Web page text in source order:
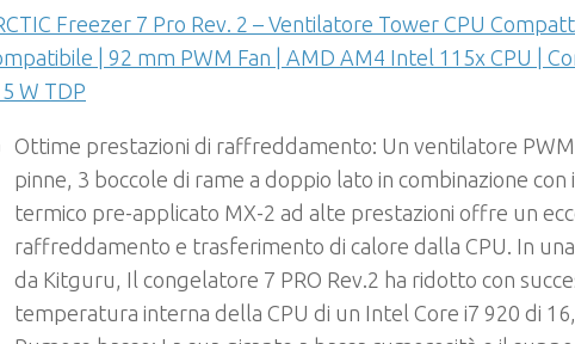
Freezer 7 Pro Rev. 2 – Ventilatore Tower CPU
| 92 mm PWM Fan | AMD AM4 Intel 115x CPU |
W TDP
Ottime prestazioni di raffreddamento: Un ventilatore
pinne, 3 boccole di rame a doppio lato in combinazione con
termico pre-applicato MX-2 ad alte prestazioni offre un
raffreddamento e trasferimento di calore dalla CPU. In
da Kitguru, Il congelatore 7 PRO Rev.2 ha ridotto con
temperatura interna della CPU di un Intel Core i7 920 di